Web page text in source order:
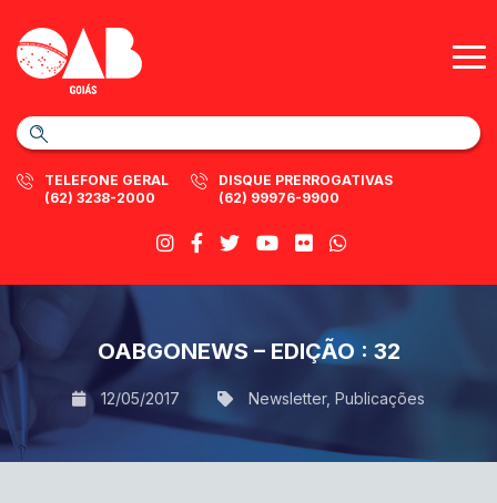
TELEFONE GERAL
(62) 3238-2000
DISQUE PRERROGATIVAS
(62) 99976-9900
OABGONEWS – EDIÇÃO : 32
12/05/2017 Newsletter, Publicações